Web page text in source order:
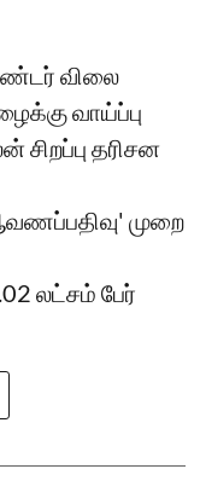
விலை
வாய்ப்பு
தரிசன
முறை
லட்சம் பேர்